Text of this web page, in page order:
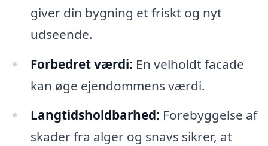
giver din bygning et friskt og nyt
udseende.
Forbedret værdi: En velholdt facade
kan øge ejendommens værdi.
Langtidsholdbarhed: Forebyggelse af
skader fra alger og snavs sikrer, at